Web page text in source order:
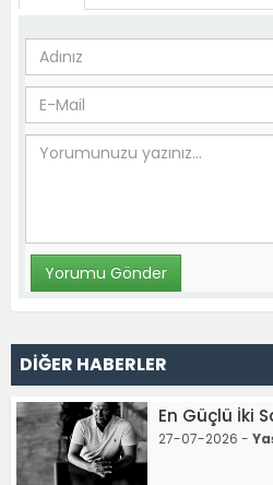
DİĞER HABERLER
En Güçlü İki
27-07-2026 -